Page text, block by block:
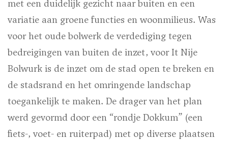
met een duidelijk gezicht naar buiten en een
variatie aan groene functies en woonmilieus. Was
voor het oude bolwerk de verdediging tegen
bedreigingen van buiten de inzet, voor It Nije
Bolwurk is de inzet om de stad open te breken en
de stadsrand en het omringende landschap
toegankelijk te maken. De drager van het plan
werd gevormd door een “rondje Dokkum” (een
fiets-, voet- en ruiterpad) met op diverse plaatsen